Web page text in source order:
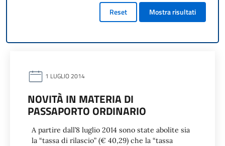
Reset Mostra risultati
1 LUGLIO 2014
NOVITÀ IN MATERIA DI
PASSAPORTO ORDINARIO
A partire dall’8 luglio 2014 sono state abolite sia
la “tassa di rilascio” (€ 40,29) che la “tassa